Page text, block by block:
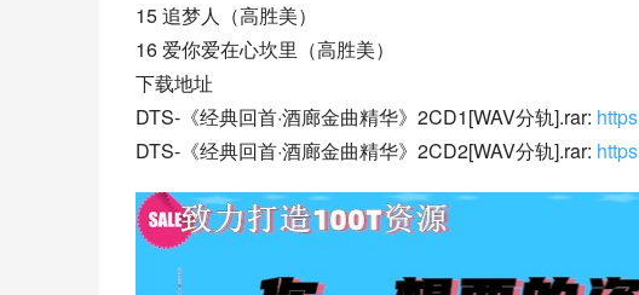
15 追梦人（高胜美）
16 爱你爱在心坎里（高胜美）
下载地址
DTS-《经典回首·酒廊金曲精华》2CD1[WAV分轨].rar:
DTS-《经典回首·酒廊金曲精华》2CD2[WAV分轨].rar: